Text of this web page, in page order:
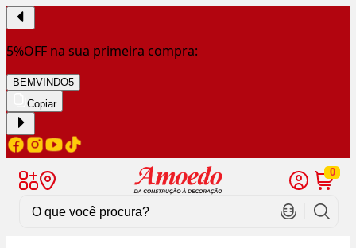
5%OFF na sua primeira compra:
BEMVINDO5
Copiar
0